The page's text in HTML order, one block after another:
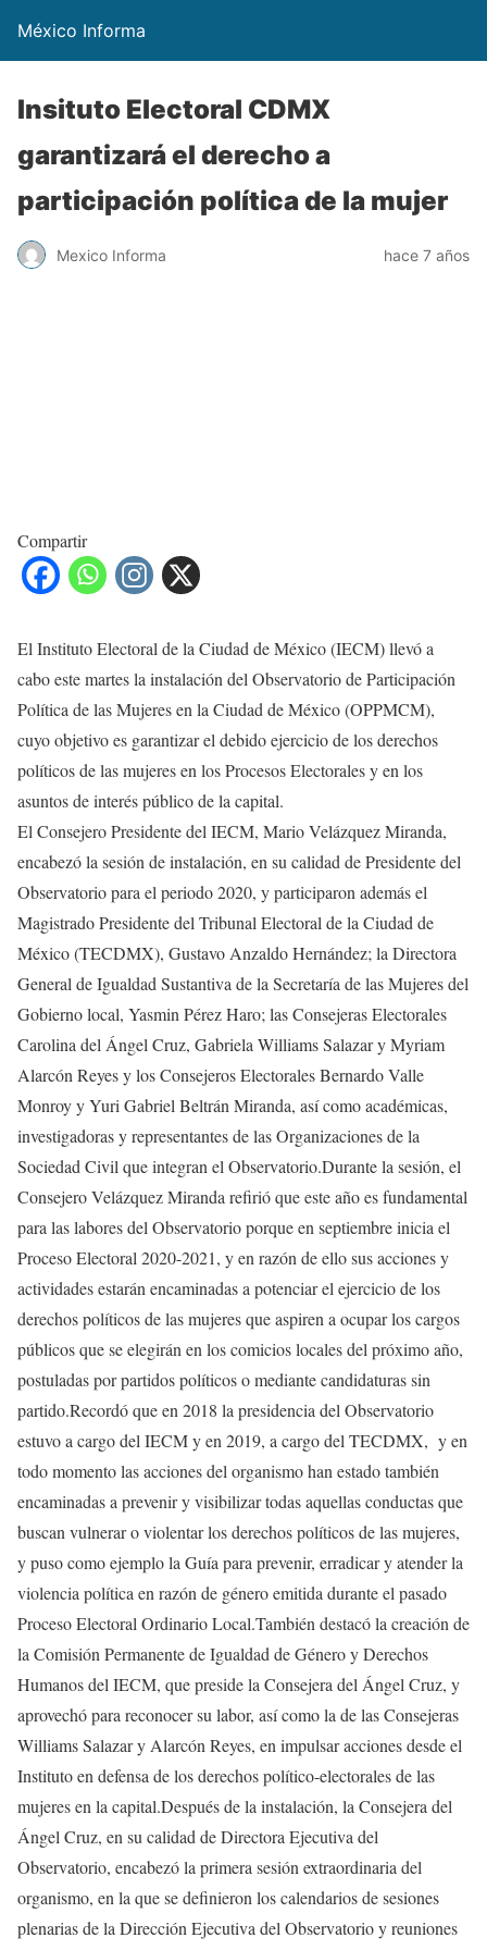
México Informa
Insituto Electoral CDMX
garantizará el derecho a
participación política de la mujer
Mexico Informa hace 7 años
Compartir
El Instituto Electoral de la Ciudad de México (IECM) llevó a
cabo este martes la instalación del Observatorio de Participación
Política de las Mujeres en la Ciudad de México (OPPMCM),
cuyo objetivo es garantizar el debido ejercicio de los derechos
políticos de las mujeres en los Procesos Electorales y en los
asuntos de interés público de la capital.
El Consejero Presidente del IECM, Mario Velázquez Miranda,
encabezó la sesión de instalación, en su calidad de Presidente del
Observatorio para el periodo 2020, y participaron además el
Magistrado Presidente del Tribunal Electoral de la Ciudad de
México (TECDMX), Gustavo Anzaldo Hernández; la Directora
General de Igualdad Sustantiva de la Secretaría de las Mujeres del
Gobierno local, Yasmin Pérez Haro; las Consejeras Electorales
Carolina del Ángel Cruz, Gabriela Williams Salazar y Myriam
Alarcón Reyes y los Consejeros Electorales Bernardo Valle
Monroy y Yuri Gabriel Beltrán Miranda, así como académicas,
investigadoras y representantes de las Organizaciones de la
Sociedad Civil que integran el Observatorio.Durante la sesión, el
Consejero Velázquez Miranda refirió que este año es fundamental
para las labores del Observatorio porque en septiembre inicia el
Proceso Electoral 2020-2021, y en razón de ello sus acciones y
actividades estarán encaminadas a potenciar el ejercicio de los
derechos políticos de las mujeres que aspiren a ocupar los cargos
públicos que se elegirán en los comicios locales del próximo año,
postuladas por partidos políticos o mediante candidaturas sin
partido.Recordó que en 2018 la presidencia del Observatorio
estuvo a cargo del IECM y en 2019, a cargo del TECDMX, y en
todo momento las acciones del organismo han estado también
encaminadas a prevenir y visibilizar todas aquellas conductas que
buscan vulnerar o violentar los derechos políticos de las mujeres,
y puso como ejemplo la Guía para prevenir, erradicar y atender la
violencia política en razón de género emitida durante el pasado
Proceso Electoral Ordinario Local.También destacó la creación de
la Comisión Permanente de Igualdad de Género y Derechos
Humanos del IECM, que preside la Consejera del Ángel Cruz, y
aprovechó para reconocer su labor, así como la de las Consejeras
Williams Salazar y Alarcón Reyes, en impulsar acciones desde el
Instituto en defensa de los derechos político-electorales de las
mujeres en la capital.Después de la instalación, la Consejera del
Ángel Cruz, en su calidad de Directora Ejecutiva del
Observatorio, encabezó la primera sesión extraordinaria del
organismo, en la que se definieron los calendarios de sesiones
plenarias de la Dirección Ejecutiva del Observatorio y reuniones